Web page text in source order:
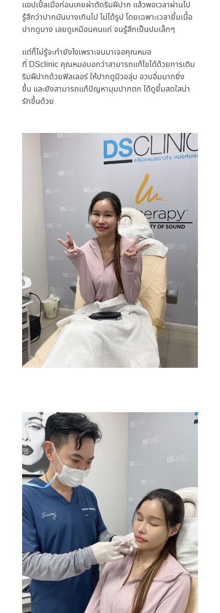
แอปเปิ้ลเมื่อก่อนเคยผ่าตัดริมฝีปาก แล้วพอเวลาผ่านไป
รู้สึกว่าปากมันบางเกินไป ไม่ได้รูป โดยเฉพาะเวลายิ้มเนื้อ
ปากดูบาง เลยดูเหมือนคนแก่ จนรู้สึกเป็นปมเล็กๆ
แต่ก็ไม่รู้จะทำยังไงเพราะจนมาเจอคุณหมอ
ที่ DSclinic คุณหมอบอกว่าสามารถแก้ไขได้ด้วยการเติม
ริมฝีปากด้วยฟิลเลอร์ ให้ปากดูมีวอลุ่ม อวบอิ่มมากยิ่ง
ขึ้น และยังสามารถแก้ปัญหามุมปากตก ได้ดูยิ้มสดใสน่า
รักขึ้นด้วย